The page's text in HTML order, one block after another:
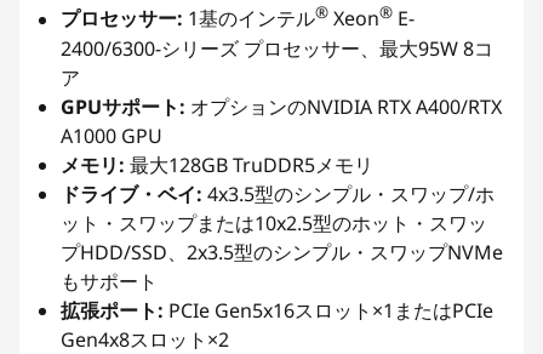
プロセッサー: 1基のインテル® Xeon® E-
2400/6300-シリーズ プロセッサー、最大95W 8コ
ア
GPUサポート: オプションのNVIDIA RTX A400/RTX
A1000 GPU
メモリ: 最大128GB TruDDR5メモリ
ドライブ・ベイ: 4x3.5型のシンプル・スワップ/ホ
ット・スワップまたは10x2.5型のホット・スワッ
プHDD/SSD、2x3.5型のシンプル・スワップNVMe
もサポート
拡張ポート: PCIe Gen5x16スロット×1またはPCIe
Gen4x8スロット×2